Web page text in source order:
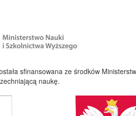
sfinansowana ze środków
naukę.